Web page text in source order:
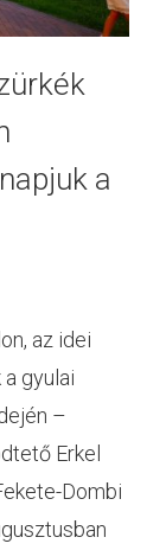
a
az idei
gyulai
–
Erkel
Dombi